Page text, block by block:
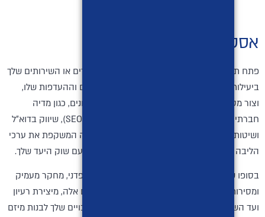
אסטרטגיות שיווק ומיתוג:
פתח תוכנית שיווקית מקיפה כדי לקדם את המוצרים או השירותים שלך
ביעילות. זהה את קהל היעד שלך, הבן את הצרכים וההעדפות שלו,
וצור מסרים שיווקיים מושכים. נצלו ערוצי שיווק שונים, כגון מדיה
חברתית, שיווק תוכן, אופטימיזציה למנועי חיפוש (SEO), שיווק בדוא"ל
ושיטות פרסום שונות. בנוסף, צור זהות מותג חזקה המשקפת את ערכי
הליבה שלך, מבדילה אותך מהמתחרים ומהדהדת עם שוק היעד שלך.
בסופו של דבר, פתיחת עסק חדש דורשת תכנון קפדני, מחקר מעמיק
ומסירות בלתי פוסקת. על ידי ביצוע שלבים חיוניים אלה, מיצירת רעיון
ועד השקה ומעבר לכך, אתה יכול להגדיל את הסיכויים שלך לבנות מיזם